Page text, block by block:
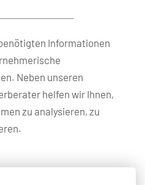
Informationen
Neben unseren
helfen wir Ihnen,
zu analysieren, zu